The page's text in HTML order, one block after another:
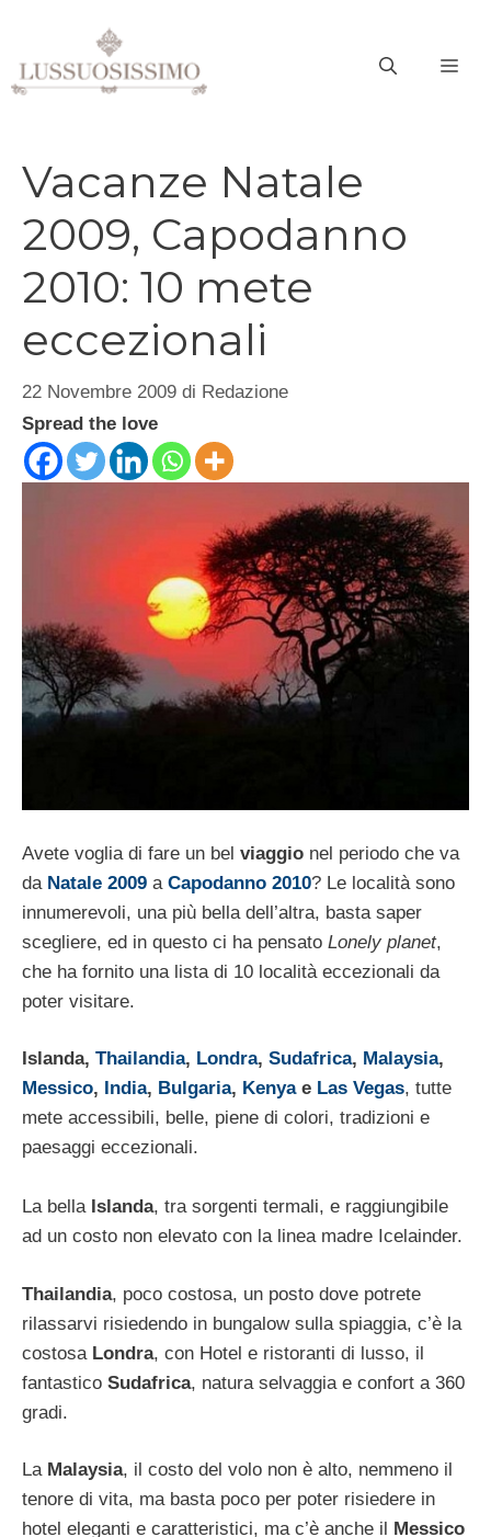
contenuto
Vacanze Natale
2009, Capodanno
2010: 10 mete
eccezionali
22 Novembre 2009 di Redazione
Spread the love
Avete voglia di fare un bel viaggio nel periodo che va
da Natale 2009 a Capodanno 2010? Le località sono
innumerevoli, una più bella dell’altra, basta saper
scegliere, ed in questo ci ha pensato Lonely planet,
che ha fornito una lista di 10 località eccezionali da
poter visitare.
Islanda, Thailandia, Londra, Sudafrica, Malaysia,
Messico, India, Bulgaria, Kenyae Las Vegas, tutte
mete accessibili, belle, piene di colori, tradizioni e
paesaggi eccezionali.
La bella Islanda, tra sorgenti termali, e raggiungibile
ad un costo non elevato con la linea madre Icelainder.
Thailandia, poco costosa, un posto dove potrete
rilassarvi risiedendo in bungalow sulla spiaggia, c’è la
costosa Londra, con Hotel e ristoranti di lusso, il
fantastico Sudafrica, natura selvaggia e confort a 360
gradi.
La Malaysia, il costo del volo non è alto, nemmeno il
tenore di vita, ma basta poco per poter risiedere in
hotel eleganti e caratteristici, ma c’è anche il Messico